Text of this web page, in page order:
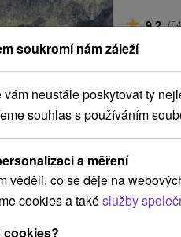
2 433,48Kč
9,2
Hotel
osadě ve
soukromí nám záleží
vám neustále poskytovat ty
souhlas s používáním
a měření
věděli, co se děje na
cookies a takéslužby
cookies?